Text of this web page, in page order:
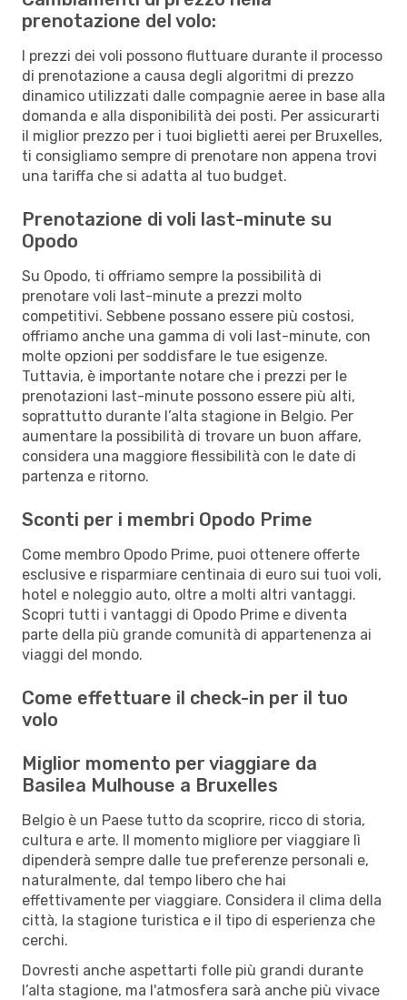
prenotazione del volo:
I prezzi dei voli possono fluttuare durante il processo
di prenotazione a causa degli algoritmi di prezzo
dinamico utilizzati dalle compagnie aeree in base alla
domanda e alla disponibilità dei posti. Per assicurarti
il miglior prezzo per i tuoi biglietti aerei per Bruxelles,
ti consigliamo sempre di prenotare non appena trovi
una tariffa che si adatta al tuo budget.
Prenotazione di voli last-minute su
Opodo
Su Opodo, ti offriamo sempre la possibilità di
prenotare voli last-minute a prezzi molto
competitivi. Sebbene possano essere più costosi,
offriamo anche una gamma di voli last-minute, con
molte opzioni per soddisfare le tue esigenze.
Tuttavia, è importante notare che i prezzi per le
prenotazioni last-minute possono essere più alti,
soprattutto durante l’alta stagione in Belgio. Per
aumentare la possibilità di trovare un buon affare,
considera una maggiore flessibilità con le date di
partenza e ritorno.
Sconti per i membri Opodo Prime
Come membro Opodo Prime, puoi ottenere offerte
esclusive e risparmiare centinaia di euro sui tuoi voli,
hotel e noleggio auto, oltre a molti altri vantaggi.
Scopri tutti i vantaggi di Opodo Prime e diventa
parte della più grande comunità di appartenenza ai
viaggi del mondo.
Come effettuare il check-in per il tuo
volo
Miglior momento per viaggiare da
Basilea Mulhouse a Bruxelles
Belgio è un Paese tutto da scoprire, ricco di storia,
cultura e arte. Il momento migliore per viaggiare lì
dipenderà sempre dalle tue preferenze personali e,
naturalmente, dal tempo libero che hai
effettivamente per viaggiare. Considera il clima della
città, la stagione turistica e il tipo di esperienza che
cerchi.
Dovresti anche aspettarti folle più grandi durante
l’alta stagione, ma l'atmosfera sarà anche più vivace